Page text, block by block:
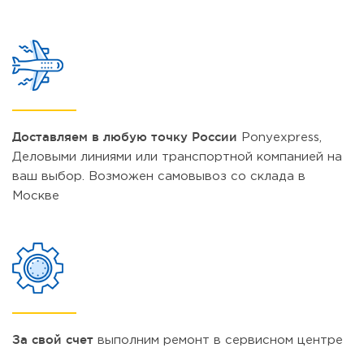
Доставляем в любую точку России Ponyexpress,
Деловыми линиями или транспортной компанией на
ваш выбор. Возможен самовывоз со склада в
Москве
За свой счет выполним ремонт в сервисном центре